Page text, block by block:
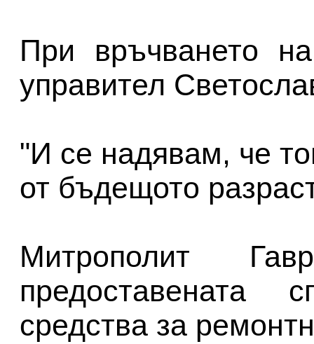
При връчването
управител
"И се надявам, че
от бъдещото
Митрополит
предоставената
средства за